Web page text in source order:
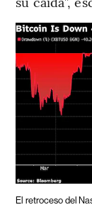
El retroceso del